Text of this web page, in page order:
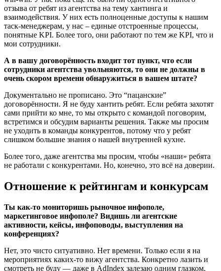
отзыва от ребят из агентства на тему хантинга и
взаимодействия. У них есть полноценные доступы к нашим
таск-менеджерам, у нас – единые отстроенные процессы,
понятные KPI. Более того, они работают по тем же KPI, что и
мои сотрудники.
А в вашу договорённость входит тот пункт, что если
сотрудники агентства увольняются, то они не должны в
очень скором времени обнаружиться в вашем штате?
Документально не прописано. Это “пацанские”
договорённости. Я не буду хантить ребят. Если ребята захотят
сами прийти ко мне, то мы открыто с командой поговорим,
встретимся и обсудим варианты решения. Также мы просим
не уходить в команды конкурентов, потому что у ребят
слишком большие знания о нашей внутренней кухне.
Более того, даже агентства мы просим, чтобы «наши» ребята
не работали с конкурентами. Но, конечно, это всё на доверии.
Отношение к рейтингам и конкурсам
Ты как-то мониторишь рыночное инфополе,
маркетинговое инфополе? Видишь ли агентские
активности, кейсы, инфоповоды, выступления на
конференциях?
Нет, это чисто ситуативно. Нет времени. Только если я на
мероприятиях каких-то вижу агентства. Конкретно лазить и
смотреть не буду — даже в AdIndex залезаю одним глазком,